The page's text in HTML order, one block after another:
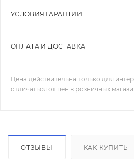
УСЛОВИЯ ГАРАНТИИ
ОПЛАТА И ДОСТАВКА
Цена действительна только для
отличаться от цен в розничных
ОТЗЫВЫ КАК КУПИТЬ